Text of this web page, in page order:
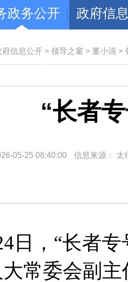
政务公开 政府信
府信息公开 > 领导之窗 > 董小清 >
“长者
05-25 08:40:00 信息来源： 太
日，“长者
常委会副